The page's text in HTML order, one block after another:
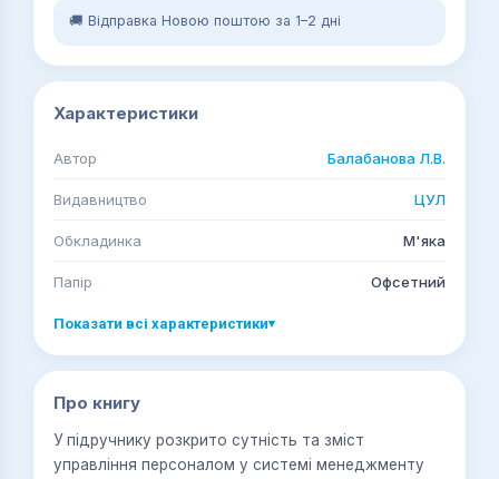
🚚 Відправка Новою поштою за 1–2 дні
Характеристики
Автор Балабанова Л.В.
Видавництво ЦУЛ
Обкладинка М'яка
Папір Офсетний
Показати всі характеристики▾
Про книгу
У підручнику розкрито сутність та зміст
управління персоналом у системі менеджменту